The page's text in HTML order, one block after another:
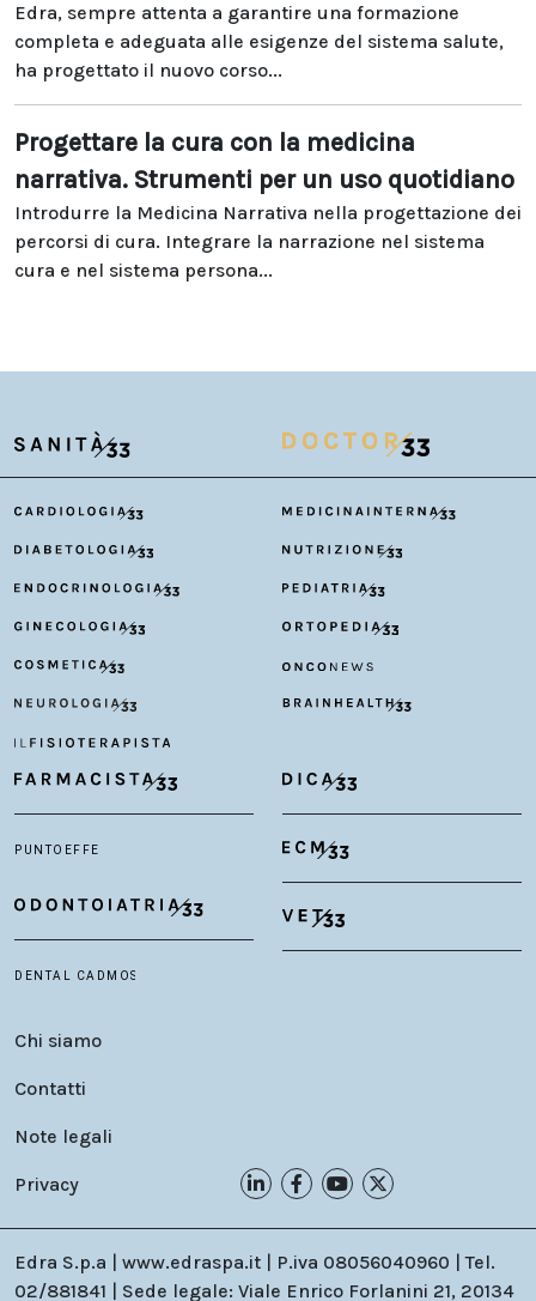
Edra, sempre attenta a garantire una formazione
completa e adeguata alle esigenze del sistema salute,
ha progettato il nuovo corso...
Progettare la cura con la medicina
narrativa. Strumenti per un uso quotidiano
Introdurre la Medicina Narrativa nella progettazione dei
percorsi di cura. Integrare la narrazione nel sistema
cura e nel sistema persona...
Chi siamo
Contatti
Note legali
Privacy
Edra S.p.a | www.edraspa.it | P.iva 08056040960 | Tel.
02/881841 | Sede legale: Viale Enrico Forlanini 21, 20134